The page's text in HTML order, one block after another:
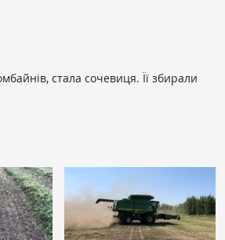
стала сочевиця. Її збирали